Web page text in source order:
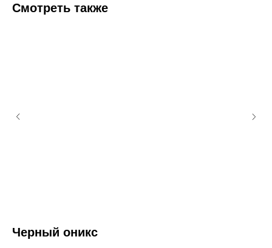
Смотреть также
Черный оникс